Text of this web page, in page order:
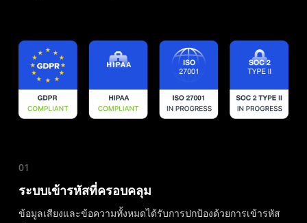
01
ระบบเข้ารหัสที่ครอบคลุม
ข้อมูลเสียงและข้อความทั้งหมดได้รับการปกป้องด้วยการเข้ารหัส